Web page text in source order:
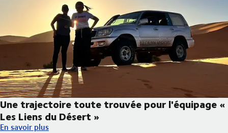
Une trajectoire toute trouvée pour l'équipage «
Les Liens du Désert »
Une trajectoire toute trouvée pour l'équipage « Les Liens du
En savoir plus